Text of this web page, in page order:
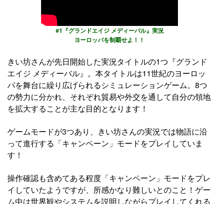
#1『グランドエイジ メディーバル』実況
ヨーロッパを制覇せよ！！
きい坊さんが先日開始した実況タイトルの1つ『グランド
エイジ メディーバル』。本タイトルは11世紀のヨーロッ
パを舞台に繰り広げられるシミュレーションゲーム。8つ
の勢力に分かれ、それぞれ貿易や外交を通して自分の領地
を拡大することが主な目的となります！
ゲームモードが3つあり、きい坊さんの実況では物語に沿
って進行する「キャンペーン」モードをプレイしていま
す！
操作確認も含めてある程度「キャンペーン」モードをプレ
イしていたようですが、所感かなり難しいとのこと！ゲー
ム中は世界観やシステムを説明しながらプレイしてくれる